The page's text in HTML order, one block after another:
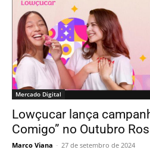
Mercado Digital
Lowçucar lança
Comigo” no Outubro
Marco Viana - 27 de setembro de 2024